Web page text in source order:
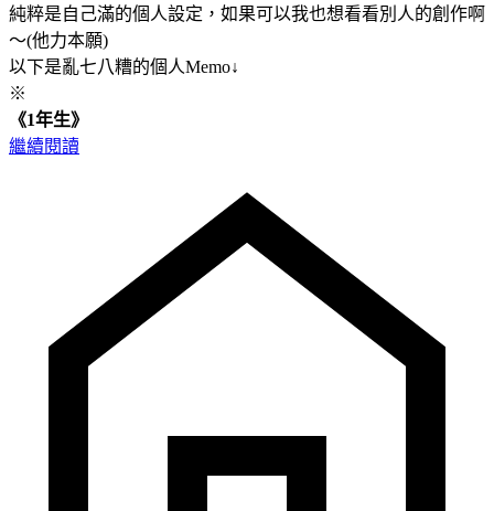
純粹是自己滿的個人設定，如果可以我也想看看別人的創作啊
～(他力本願)
以下是亂七八糟的個人Memo↓
※
《1年生》
繼續閱讀